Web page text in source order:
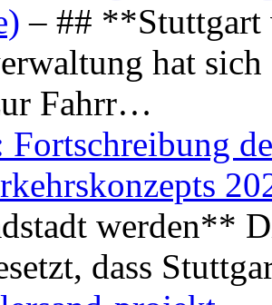
– ## **Stuttgart
hat
Fahrr…
Fortschreibung
werden**
dass